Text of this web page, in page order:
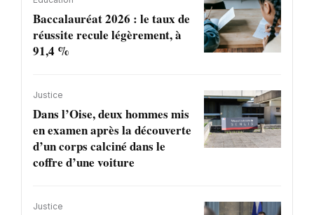
Baccalauréat 2026 : le taux de
réussite recule légèrement, à
91,4 %
Justice
Dans l’Oise, deux hommes mis
en examen après la découverte
d’un corps calciné dans le
coffre d’une voiture
Justice